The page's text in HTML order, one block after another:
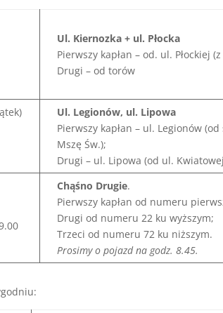
Ul. Kiernozka + ul. Płocka
Pierwszy kapłan – od. ul. Płockiej
Drugi – od torów
Ul. Legionów, ul. Lipowa
Pierwszy kapłan – ul. Legionów
Mszę Św.);
Drugi – ul. Lipowa (od ul.
Chąśno Drugie.
Pierwszy kapłan od numeru
Drugi od numeru 22 ku wyższym;
Trzeci od numeru 72 ku niższym.
Prosimy o pojazd na godz. 8.45.